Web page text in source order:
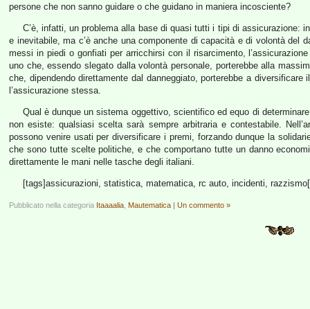
persone che non sanno guidare o che guidano in maniera incosciente?
C’è, infatti, un problema alla base di quasi tutti i tipi di assicurazione:
e inevitabile, ma c’è anche una componente di capacità e di volontà del
messi in piedi o gonfiati per arricchirsi con il risarcimento,
uno che, essendo slegato dalla volontà personale, porterebbe alla
che, dipendendo direttamente dal danneggiato, porterebbe a
l’assicurazione stessa.
Qual è dunque un sistema oggettivo, scientifico ed equo di
non esiste: qualsiasi scelta sarà sempre arbitraria e contestabile.
possono venire usati per diversificare i premi, forzando dunque la
che sono tutte scelte politiche, e che comportano tutte un danno
direttamente le mani nelle tasche degli italiani.
[tags]assicurazioni, statistica, matematica, rc auto, incidenti,
Pubblicato nella categoria Itaaaalia Mautematica | Un commento »